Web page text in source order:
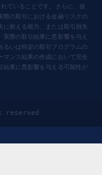
ていることです。さらに、仮
際の取引における金融リスクの
に耐える能力、または取引損失
際の取引結果に悪影響を与え
るいは特定の取引プログラムの
マンス結果の作成において完全
結果に悪影響を与える可能性が
reserved